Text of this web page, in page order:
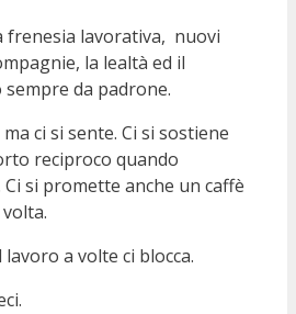
frenesia lavorativa, nuovi
la lealtà ed il
da padrone.
ci si sente. Ci si sostiene
reciproco quando
si promette anche un caffè
a volte ci blocca.